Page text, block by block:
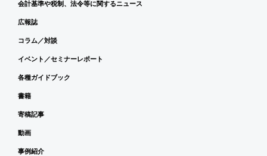
会計基準や税制、法令等に関するニュース
広報誌
コラム／対談
イベント／セミナーレポート
各種ガイドブック
書籍
寄稿記事
動画
事例紹介